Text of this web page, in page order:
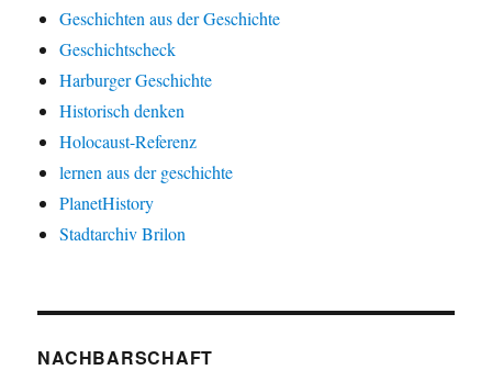
Geschichten aus der Geschichte
Geschichtscheck
Harburger Geschichte
Historisch denken
Holocaust-Referenz
lernen aus der geschichte
PlanetHistory
Stadtarchiv Brilon
NACHBARSCHAFT